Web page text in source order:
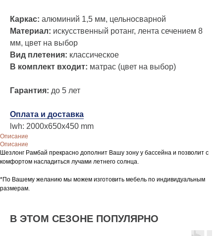
Каркас: алюминий 1,5 мм, цельносварной
Материал: искусственный ротанг, лента сечением 8
мм, цвет на выбор
Вид плетения: классическое
В комплект входит: матрас (цвет на выбор)
Гарантия: до 5 лет
Оплата и доставка
lwh: 2000x650x450 mm
Описание
Описание
Шезлонг Рамбай прекрасно дополнит Вашу зону у бассейна и позволит с
комфортом насладиться лучами летнего солнца.
*По Вашему желанию мы можем изготовить мебель по индивидуальным
размерам.
В ЭТОМ СЕЗОНЕ ПОПУЛЯРНО